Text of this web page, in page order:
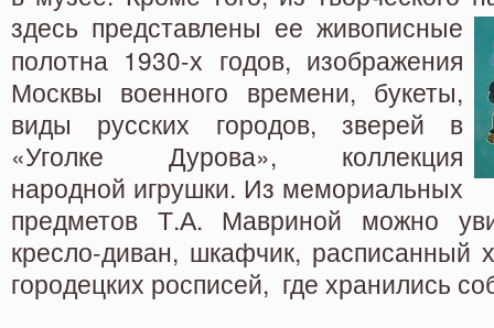
здесь представлены ее живописные
полотна 1930-х годов, изображения
Москвы военного времени, букеты,
виды русских городов, зверей в
«Уголке Дурова», коллекция
народной игрушки. Из мемориальных
предметов Т.А. Мавриной можно
кресло-диван, шкафчик, расписанный
городецких росписей, где хранились